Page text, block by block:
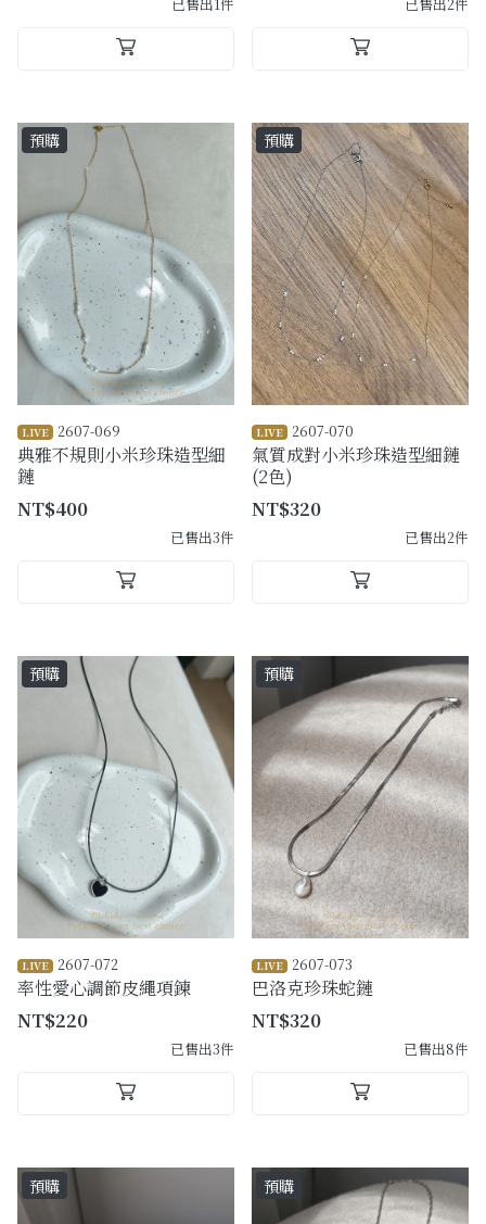
預購
LIVE 2607-069
典雅不規則小米珍珠造型細
鏈
NT$400
已售出3件
預購
LIVE 2607-070
氣質成對小米珍珠造型細鏈
(2色)
NT$320
已售出2件
預購
LIVE 2607-072
率性愛心調節皮繩項鍊
NT$220
已售出3件
預購
LIVE 2607-073
巴洛克珍珠蛇鏈
NT$320
已售出8件
預購 預購